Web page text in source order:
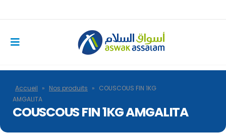
Accueil » Nos produits » COUSCOUS FIN 1KG
AMGALITA
COUSCOUS FIN 1KG AMGALITA